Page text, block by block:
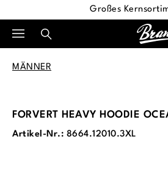
Großes
MÄNNER
FORVERT HEAVY HOODIE
Artikel-Nr.: 8664.12010.3XL